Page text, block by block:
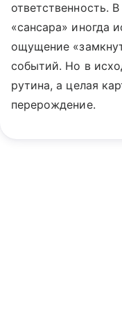
ответственность.
«сансара» иногда
ощущение
событий. Но в
рутина, а целая
перерождение.